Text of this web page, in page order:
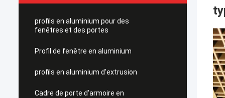
profils en aluminium pour des
fenêtres et des portes
Profil de fenêtre en aluminium
profils en aluminium d'extrusion
Cadre de porte d'armoire en